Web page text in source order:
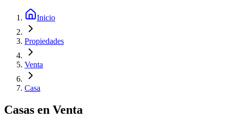
Inicio
Propiedades
Venta
Casa
Casas en Venta